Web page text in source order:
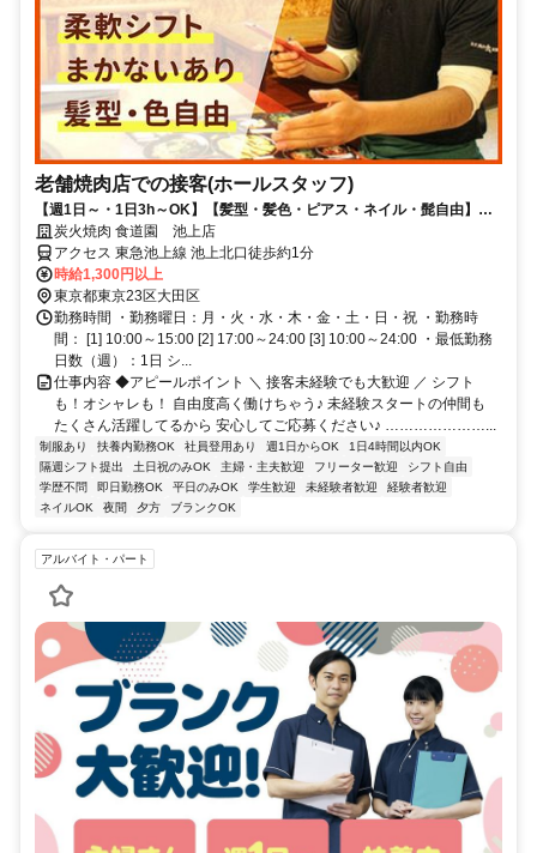
老舗焼肉店での接客(ホールスタッフ)
【週1日～・1日3h～OK】【髪型・髪色・ピアス・ネイル・髭自由】バ
イトデビューの方も大歓迎！老舗の焼肉店ですが、雰囲気はとっても明
るく気さくなので馴染みやすいです♪シフトは柔軟対応OK◎「テストが
ある」「子どものお迎えに合わせたい」などなんでも相談してくださ
い！美味しいまかないも食べられるので食費も節約OK◎常連さんが多く
て会話が弾みやすいあたたかなお店です♪
炭火焼肉 食道園 池上店
アクセス 東急池上線 池上北口徒歩約1分
時給1,300円以上
東京都東京23区大田区
勤務時間 ・勤務曜日：月・火・水・木・金・土・日・祝 ・勤務時
間： [1] 10:00～15:00 [2] 17:00～24:00 [3] 10:00～24:00 ・最低勤務
日数（週）：1日 シ...
仕事内容 ◆アピールポイント ＼ 接客未経験でも大歓迎 ／ シフト
も！オシャレも！ 自由度高く働けちゃう♪ 未経験スタートの仲間も
たくさん活躍してるから 安心してご応募ください♪ …………………...
制服あり 扶養内勤務OK 社員登用あり 週1日からOK
1日4時間以内OK
隔週シフト提出
土日祝のみOK 主婦・主夫歓迎 フリーター歓迎
シフト自由
学歴不問
即日勤務OK 平日のみOK 学生歓迎 未経験者歓迎
経験者歓迎
ネイルOK
夜間 夕方 ブランクOK
アルバイト・パート